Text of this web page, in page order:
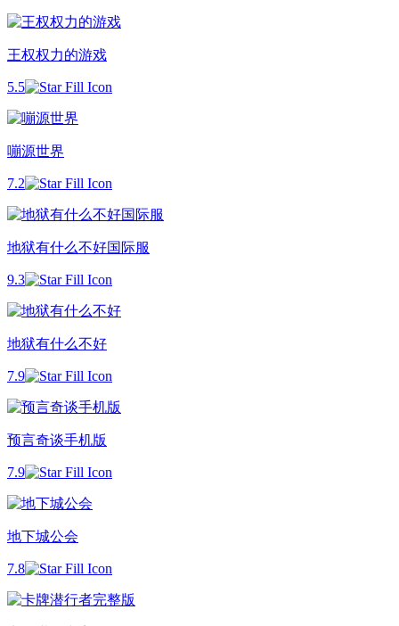
王权权力的游戏
5.5
嘣源世界
7.2
地狱有什么不好国际服
9.3
地狱有什么不好
7.9
预言奇谈手机版
7.9
地下城公会
7.8